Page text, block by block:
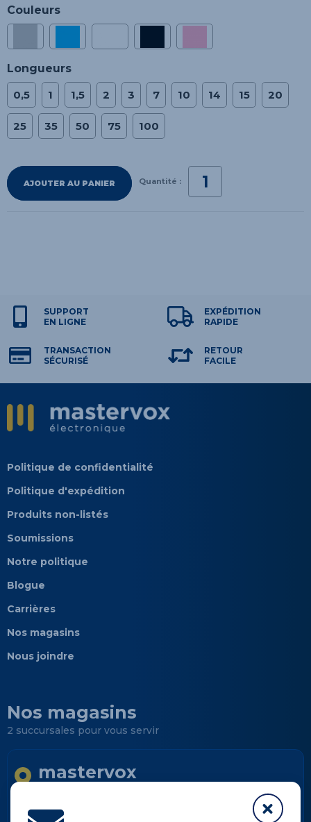
Couleurs
Longueurs
0,5
1 1,5 2 3 7 10 14 15 20
25 35 50 75 100
AJOUTER AU PANIER Quantité :
SUPPORT
EN LIGNE
EXPÉDITION
RAPIDE
TRANSACTION
SÉCURISÉ
RETOUR
FACILE
Politique de confidentialité
Politique d'expédition
Produits non-listés
Soumissions
Notre politique
Blogue
Carrières
Nos magasins
Nous joindre
Nos magasins
2 succursales pour vous servir
mastervox
Informations